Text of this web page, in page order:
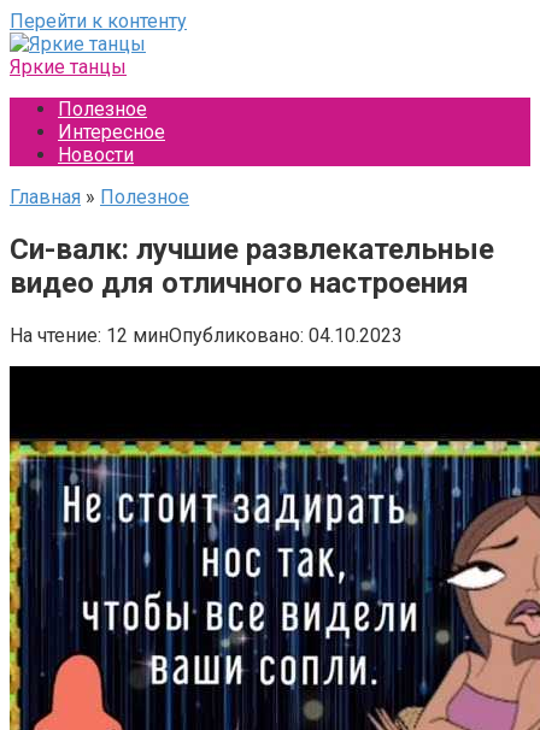
Перейти к контенту
Яркие танцы
Полезное
Интересное
Новости
Главная » Полезное
Си-валк: лучшие развлекательные
видео для отличного настроения
На чтение: 12 минОпубликовано: 04.10.2023